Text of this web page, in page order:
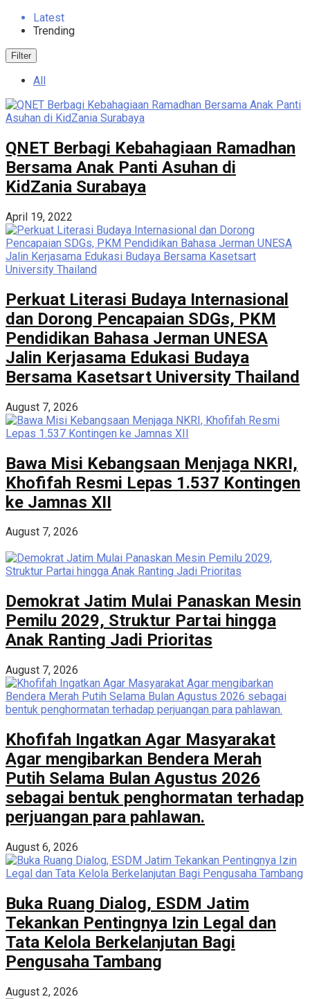
Latest
Trending
Filter
All
QNET Berbagi Kebahagiaan Ramadhan
Bersama Anak Panti Asuhan di
KidZania Surabaya
April 19, 2022
Perkuat Literasi Budaya Internasional
dan Dorong Pencapaian SDGs, PKM
Pendidikan Bahasa Jerman UNESA
Jalin Kerjasama Edukasi Budaya
Bersama Kasetsart University Thailand
August 7, 2026
Bawa Misi Kebangsaan Menjaga NKRI,
Khofifah Resmi Lepas 1.537 Kontingen
ke Jamnas XII
August 7, 2026
Demokrat Jatim Mulai Panaskan Mesin
Pemilu 2029, Struktur Partai hingga
Anak Ranting Jadi Prioritas
August 7, 2026
Khofifah Ingatkan Agar Masyarakat
Agar mengibarkan Bendera Merah
Putih Selama Bulan Agustus 2026
sebagai bentuk penghormatan terhadap
perjuangan para pahlawan.
August 6, 2026
Buka Ruang Dialog, ESDM Jatim
Tekankan Pentingnya Izin Legal dan
Tata Kelola Berkelanjutan Bagi
Pengusaha Tambang
August 2, 2026